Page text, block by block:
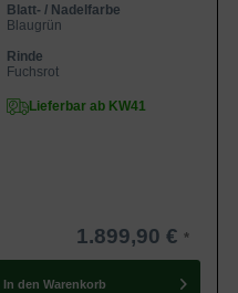
Blatt- / Nadelfarbe
Blaugrün
Rinde
Fuchsrot
Lieferbar ab KW41
1.899,90 €
In den Warenkorb